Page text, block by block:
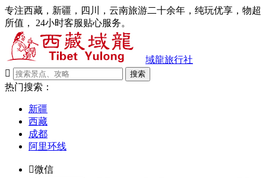
专注西藏，新疆，四川，云南旅游二十余年，纯玩优享，物超
所值， 24小时客服贴心服务。
域龍旅行社

搜索
热门搜索：
新疆
西藏
成都
阿里环线
微信